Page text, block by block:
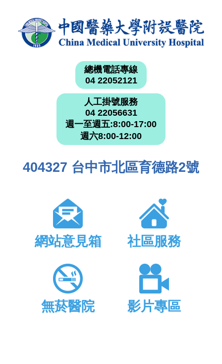
總機電話專線
04 22052121
人工掛號服務
04 22056631
週一至週五:8:00-17:00
週六8:00-12:00
404327 台中市北區育德路2號
網站意見箱 社區服務
無菸醫院 影片專區